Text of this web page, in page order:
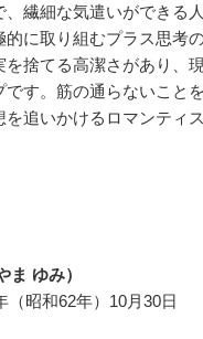
、繊細な気遣いができる
的に取り組むプラス思考
捨てる高潔さがあり、
です。筋の通らないこと
を追いかけるロマンティ
ま ゆみ）
（昭和62年）10月30日